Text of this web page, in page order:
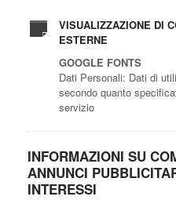
VISUALIZZAZIONE DI
ESTERNE
GOOGLE FONTS
Dati Personali: Dati di
secondo quanto
servizio
INFORMAZIONI SU
ANNUNCI
INTERESSI